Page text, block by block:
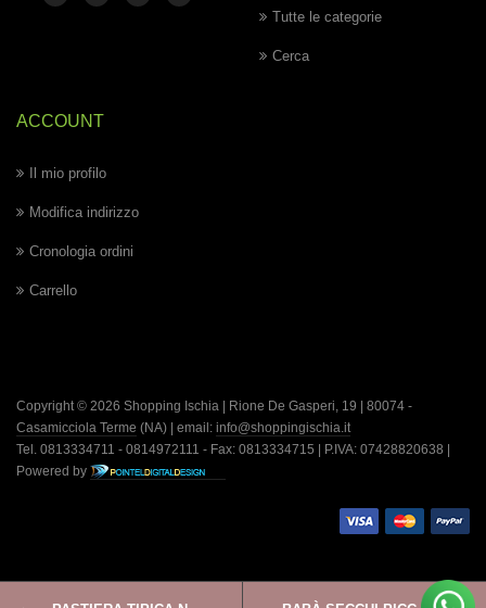
Tutte le categorie
Cerca
ACCOUNT
Il mio profilo
Modifica indirizzo
Cronologia ordini
Carrello
Copyright © 2026 Shopping Ischia | Rione De Gasperi, 19 | 80074 -
Casamicciola Terme (NA) | email: info@shoppingischia.it
Tel. 0813334711 - 0814972111 - Fax: 0813334715 | P.IVA: 07428820638 |
Powered by